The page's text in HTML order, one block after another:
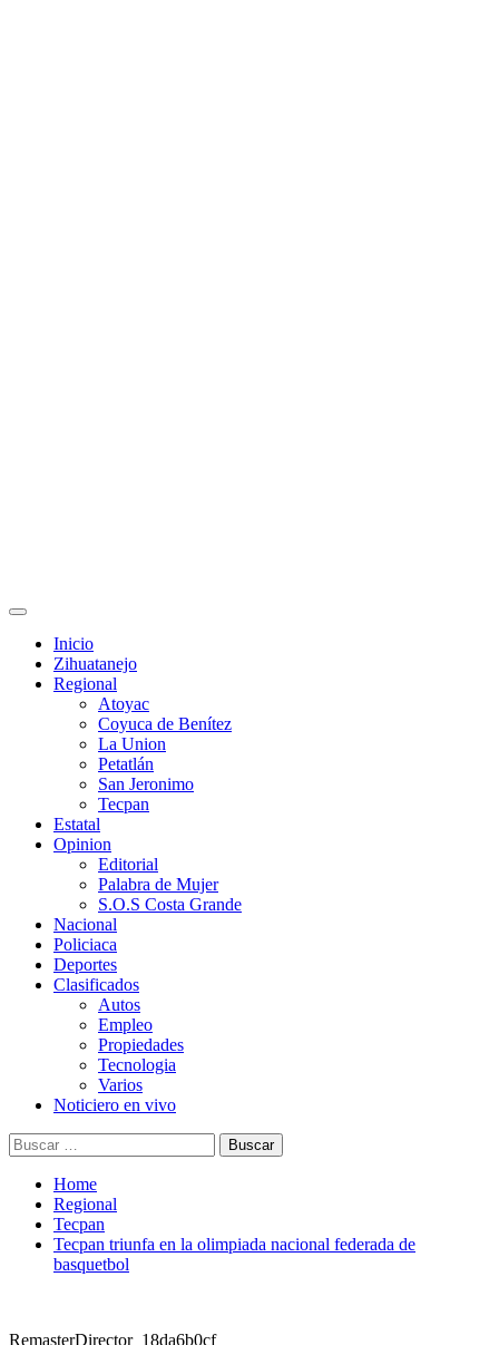
Primary
Inicio
Zihuatanejo
Regional
Atoyac
Coyuca de Benítez
La Union
Petatlán
San Jeronimo
Tecpan
Estatal
Opinion
Editorial
Palabra de Mujer
S.O.S Costa Grande
Nacional
Policiaca
Deportes
Clasificados
Autos
Empleo
Propiedades
Tecnologia
Varios
Noticiero en vivo
Buscar:
Home
Regional
Tecpan
Tecpan triunfa en la olimpiada nacional federada de
basquetbol
RemasterDirector_18da6b0cf